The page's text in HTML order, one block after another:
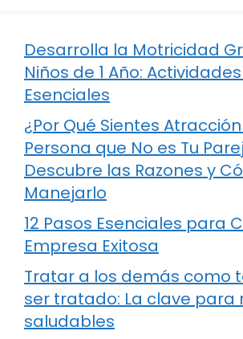
Desarrolla la Motricidad
Niños de 1 Año:
Esenciales
¿Por Qué Sientes
Persona que No es Tu
Descubre las Razones y
Manejarlo
12 Pasos Esenciales para
Empresa Exitosa
Tratar a los demás como
ser tratado: La clave para
saludables